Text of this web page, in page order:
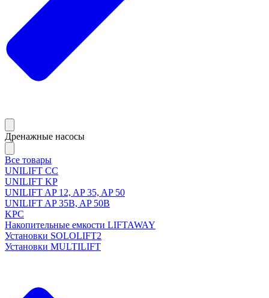
Дренажные насосы
Все товары
UNILIFT CC
UNILIFT KP
UNILIFT AP 12, AP 35, AP 50
UNILIFT AP 35B, AP 50B
KPC
Накопительные емкости LIFTAWAY
Установки SOLOLIFT2
Установки MULTILIFT